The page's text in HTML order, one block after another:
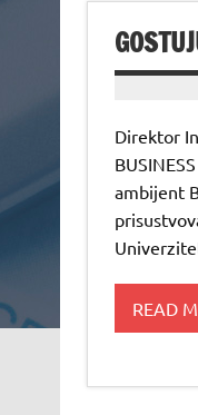
Direktor
ambijent
READ